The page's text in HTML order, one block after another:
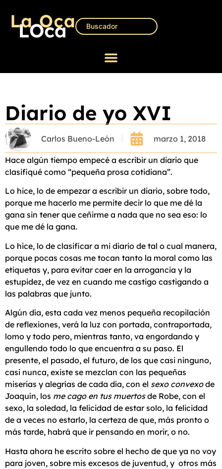
Diario de yo XVI
Carlos Bueno-León marzo 1, 2018
Hace algún tiempo empecé a escribir un diario que
clasifiqué como “pequeña prosa cotidiana”.
Lo hice, lo de empezar a escribir un diario, sobre todo,
porque me hacerlo me permite decir lo que me dé la
gana sin tener que ceñirme a nada que no sea eso: lo
que me dé la gana.
Lo hice, lo de clasificar a mi diario de tal o cual manera,
porque pocas cosas me tocan tanto la moral como las
etiquetas y, para evitar caer en la arrogancia y la
estupidez, de vez en cuando me castigo castigando a
las palabras que junto.
Algún día, esta cada vez menos pequeña recopilación
de reflexiones, verá la luz con portada, contraportada,
lomo y todo pero, mientras tanto, va engordando y
engullendo todo lo que encuentra a su paso. El
presente, el pasado, el futuro, de los que casi ninguno,
casi nunca, existe se mezclan con las pequeñas
miserias y alegrías de cada día, con el sexo convexode
Joaquín, los me cago en tus muertosde Robe, con el
sexo, la soledad, la felicidad de estar solo, la felicidad
de a veces no estarlo, la certeza de que, más pronto o
más tarde, habrá que ir pensando en morir, o no.
Hasta ahora he escrito sobre el hecho de que ya no voy
para joven, sobre mis excesos de juventud, y otros más